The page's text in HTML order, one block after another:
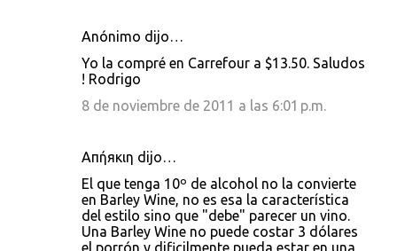
Anónimo dijo…
Yo la compré en Carrefour a $13.50. Saludos
! Rodrigo
8 de noviembre de 2011 a las 6:01 p.m.
Απήяκιη dijo…
El que tenga 10º de alcohol no la convierte
en Barley Wine, no es esa la característica
del estilo sino que "debe" parecer un vino.
Una Barley Wine no puede costar 3 dólares
el porrón y dificilmente pueda estar en una